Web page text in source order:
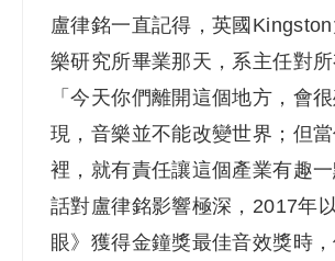
盧律銘一直記得，英國
樂研究所畢業那天，系主任對所
「今天你們離開這個地方，會
現，音樂並不能改變世界；但
裡，就有責任讓這個產業有趣
話對盧律銘影響極深，2017年
眼》獲得金鐘獎最佳音效獎時